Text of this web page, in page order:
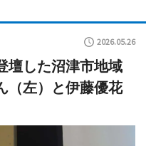
2026.05.26
壇した沼津市地域
（左）と伊藤優花